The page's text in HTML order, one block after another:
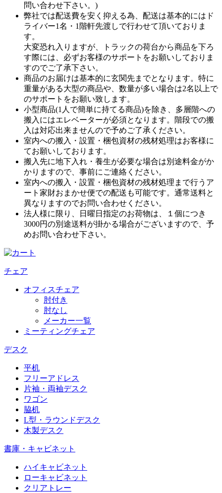
問い合わせ下さい。)
弊社では配送費を安く抑える為、配送は基本的にはド
ライバー1名・1階軒先渡しで行わせて頂いておりま
す。
大変恐れ入りますが、トラックの荷台から商品を下ろ
す際には、必ずお客様のサポートをお願いしておりま
すのでご了承下さい。
商品のお届けは基本的に玄関先までとなります。特に
重量がある大型の商品や、数量が多い場合は2名以上で
のサポートをお願い致します。
小型商品(1人で簡単に持てる商品)を除き、多層階への
搬入にはエレベーターが必須となります。階段での搬
入は対応出来ませんので予めご了承ください。
室内への搬入・設置・梱包資材の残材処理はお客様に
てお願いしております。
搬入先に地下入れ・養生が必要な場合は別途料金がか
かりますので、事前にご連絡ください。
室内への搬入・設置・梱包資材の残材処理まで行うア
ート家財おまかせ便での配送も可能です。通常送料と
異なりますのでお問い合わせください。
法人様に限り、日曜日指定のお荷物は、１個につき
3000円の別途送料が掛かる場合がございますので、予
めお問い合わせ下さい。
チェア
オフィスチェア
肘付き
肘なし
メーカー一覧
ミーティングチェア
デスク
平机
フリーアドレス
片袖・両袖デスク
ワゴン
脇机
L型・ラウンドデスク
木製デスク
書庫・キャビネット
ハイキャビネット
ローキャビネット
クリアトレー